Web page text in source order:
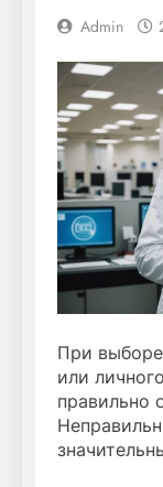
Admin
При
или
правильно